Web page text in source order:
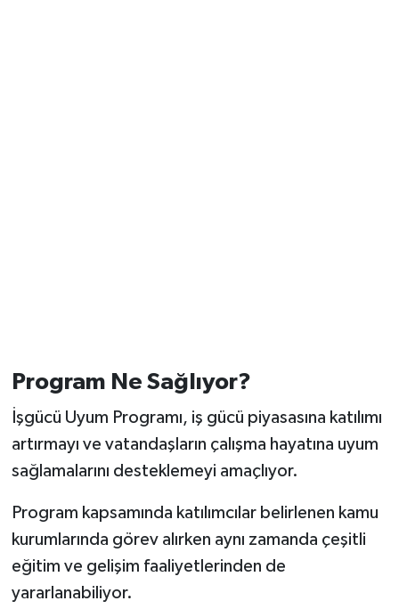
Program Ne Sağlıyor?
İşgücü Uyum Programı, iş gücü piyasasına katılımı
artırmayı ve vatandaşların çalışma hayatına uyum
sağlamalarını desteklemeyi amaçlıyor.
Program kapsamında katılımcılar belirlenen kamu
kurumlarında görev alırken aynı zamanda çeşitli
eğitim ve gelişim faaliyetlerinden de
yararlanabiliyor.